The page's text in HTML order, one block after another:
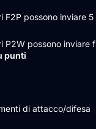
F2P possono inviare 5
P2W possono inviare
punti
di attacco/difesa